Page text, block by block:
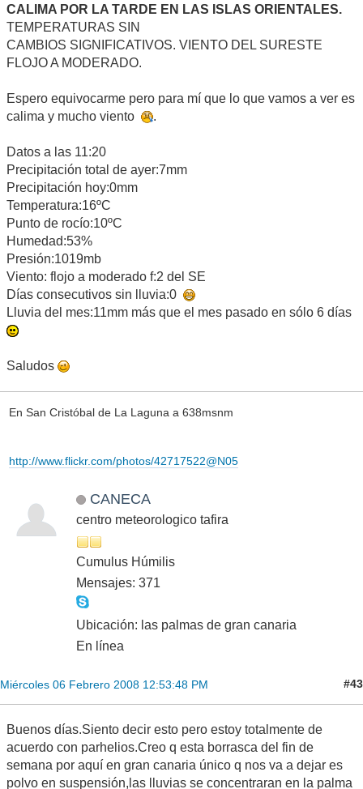
CALIMA POR LA TARDE EN LAS ISLAS ORIENTALES.
TEMPERATURAS SIN
CAMBIOS SIGNIFICATIVOS. VIENTO DEL SURESTE
FLOJO A MODERADO.
Espero equivocarme pero para mí que lo que vamos a ver es
calima y mucho viento
.
Datos a las 11:20
Precipitación total de ayer:7mm
Precipitación hoy:0mm
Temperatura:16ºC
Punto de rocío:10ºC
Humedad:53%
Presión:1019mb
Viento: flojo a moderado f:2 del SE
Días consecutivos sin lluvia:0
Lluvia del mes:11mm más que el mes pasado en sólo 6 días
Saludos
En San Cristóbal de La Laguna a 638msnm
http://www.flickr.com/photos/42717522@N05
CANECA
centro meteorologico tafira
Cumulus Húmilis
Mensajes: 371
Ubicación: las palmas de gran canaria
En línea
Miércoles 06 Febrero 2008 12:53:48 PM #43
Buenos días.Siento decir esto pero estoy totalmente de
acuerdo con parhelios.Creo q esta borrasca del fin de
semana por aquí en gran canaria único q nos va a dejar es
polvo en suspensión,las lluvias se concentraran en la palma